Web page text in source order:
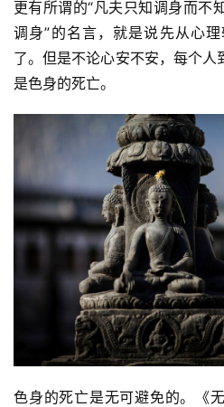
更有所谓的“凡夫只知调身而不
调身”的名言，就是说先从心
了。但是不论心安不安，每个
是色身的死亡。
色身的死亡是无可避免的。《